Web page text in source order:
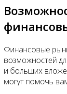
Финансовые
возможностей
и больших
могут помочь